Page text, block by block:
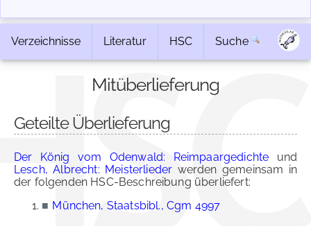
Verzeichnisse Literatur HSC Suche
Mitüberlieferung
Geteilte Überlieferung
Der König vom Odenwald: Reimpaargedichte und
Lesch, Albrecht: Meisterlieder werden gemeinsam in
der folgenden HSC-Beschreibung überliefert:
■ München, Staatsbibl., Cgm 4997